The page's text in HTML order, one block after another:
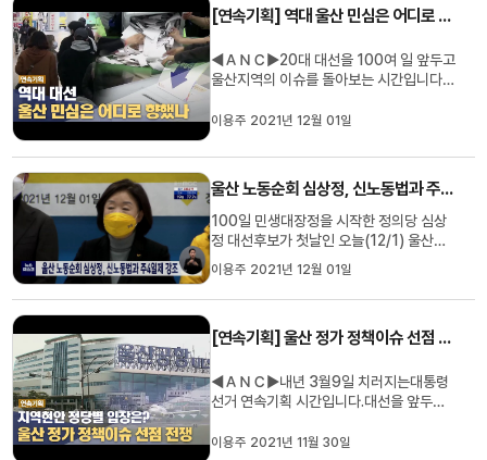
진 철거해야 합니다. 또, 정당이나 후보자[연속기획] 역대 울산 민심은 어디로 향했나
◀ＡＮＣ▶20대 대선을 100여 일 앞두고
울산지역의 이슈를 돌아보는 시간입니다.
향했는지, 그리고 앞으로 민심의 향방을 어
Ｒ▶역대 4번의 대선을 돌아보면울산은
보수 정당 지지세가강한 지역으로 분류됩
니다.CG1) 노무현 전 대통령이 역전승...
이용주 2021년 12월 01일
울산 노동순회 심상정, 신노동법과 주4일제 강조
100일 민생대장정을 시작한 정의당 심상
정 대선후보가 첫날인 오늘(12/1) 울산을
찾아 제1공약인 신노동법과 주4일제를 울
산에 가장 먼저 적용해 모범도시로 만들겠
다고 밝혔습니다. 심 후보는 시의회에서 기
색에너지 집중과 500병상 울산 공공의료
이용주 2021년 12월 01일
[연속기획] 울산 정가 정책이슈 선점 전쟁
◀ＡＮＣ▶내년 3월9일 치러지는대통령
선거 연속기획 시간입니다.대선을 앞두고
기 위한경쟁에 들어갔습니다.각 정당간 입
이용주 2021년 11월 30일